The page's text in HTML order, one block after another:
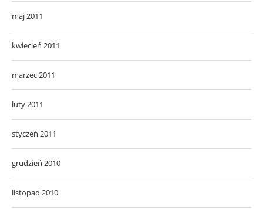
maj 2011
kwiecień 2011
marzec 2011
luty 2011
styczeń 2011
grudzień 2010
listopad 2010